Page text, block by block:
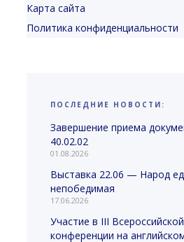
Карта сайта
Политика конфиденциальности
ПОСЛЕДНИЕ НОВОСТИ:
Завершение приема
40.02.02
01.08.2026
Выставка 22.06 — Народ
непобедимая
17.06.2026
Участие в III
конференции на